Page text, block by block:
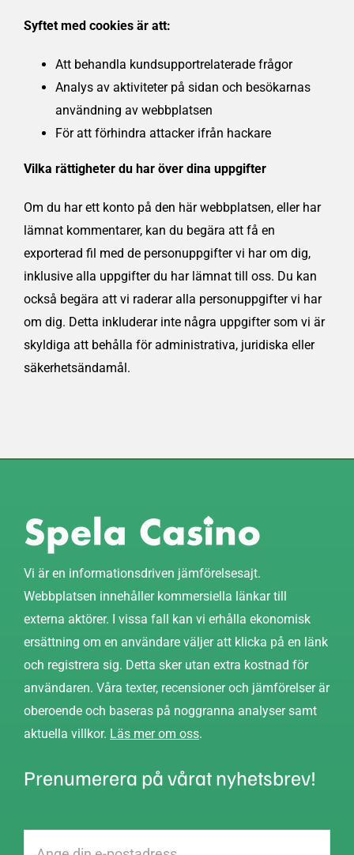
Syftet med cookies är att:
Att behandla kundsupportrelaterade frågor
Analys av aktiviteter på sidan och besökarnas
användning av webbplatsen
För att förhindra attacker ifrån hackare
Vilka rättigheter du har över dina uppgifter
Om du har ett konto på den här webbplatsen, eller har
lämnat kommentarer, kan du begära att få en
exporterad fil med de personuppgifter vi har om dig,
inklusive alla uppgifter du har lämnat till oss. Du kan
också begära att vi raderar alla personuppgifter vi har
om dig. Detta inkluderar inte några uppgifter som vi är
skyldiga att behålla för administrativa, juridiska eller
säkerhetsändamål.
Vi är en informationsdriven jämförelsesajt.
Webbplatsen innehåller kommersiella länkar till
externa aktörer. I vissa fall kan vi erhålla ekonomisk
ersättning om en användare väljer att klicka på en länk
och registrera sig. Detta sker utan extra kostnad för
användaren. Våra texter, recensioner och jämförelser är
oberoende och baseras på noggranna analyser samt
aktuella villkor. Läs mer om oss.
Prenumerera på vårat nyhetsbrev!